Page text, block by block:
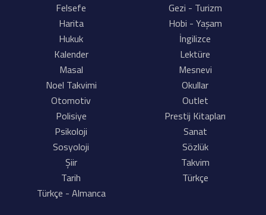
Felsefe
Gezi - Turizm
Harita
Hobi - Yaşam
Hukuk
İngilizce
Kalender
Lektüre
Masal
Mesnevi
Noel Takvimi
Okullar
Otomotiv
Outlet
Polisiye
Prestij Kitapları
Psikoloji
Sanat
Sosyoloji
Sözlük
Şiir
Takvim
Tarih
Türkçe
Türkçe - Almanca